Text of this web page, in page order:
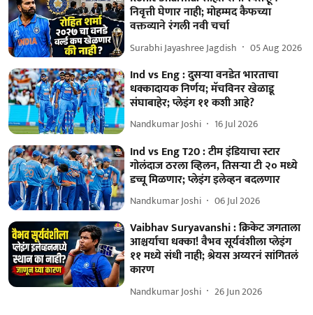
निवृत्ती घेणार नाही; मोहम्मद कैफच्या
वक्तव्याने रंगली नवी चर्चा
Surabhi Jayashree Jagdish 05 Aug 2026
Ind vs Eng : दुसऱ्या वनडेत भारताचा
धक्कादायक निर्णय; मॅचविनर खेळाडू
संघाबाहेर; प्लेइंग ११ कशी आहे?
Nandkumar Joshi 16 Jul 2026
Ind vs Eng T20 : टीम इंडियाचा स्टार
गोलंदाज ठरला व्हिलन, तिसऱ्या टी २० मध्ये
डच्चू मिळणार; प्लेइंग इलेव्हन बदलणार
Nandkumar Joshi 06 Jul 2026
Vaibhav Suryavanshi : क्रिकेट जगताला
आश्चर्याचा धक्का! वैभव सूर्यवंशीला प्लेइंग
११ मध्ये संधी नाही; श्रेयस अय्यरनं सांगितलं
कारण
Nandkumar Joshi 26 Jun 2026